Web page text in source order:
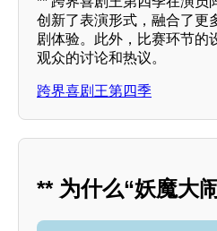
创新了表演形式，融合了更
剧体验。此外，比赛环节的
观众的讨论和热议。
跨界喜剧王第四季
** 为什么“妖魔大